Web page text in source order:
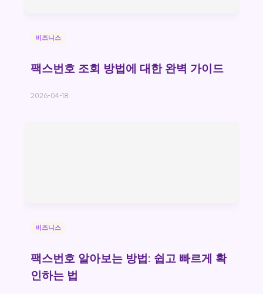
비즈니스
팩스번호 조회 방법에 대한 완벽 가이드
2026-04-18
비즈니스
팩스번호 알아보는 방법: 쉽고 빠르게 확
인하는 법